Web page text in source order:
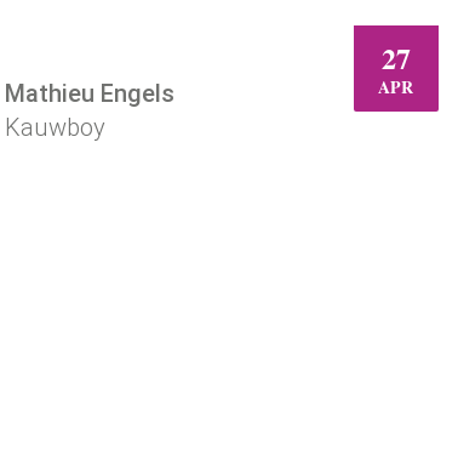
Mathieu Engels
Kauwboy
DI
27
APR